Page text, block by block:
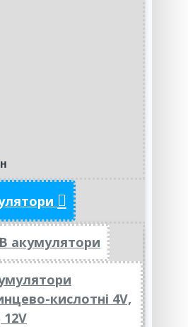
акумулятори
кислотні 4V,
12V